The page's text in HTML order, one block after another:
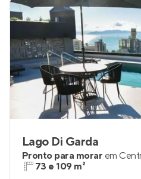
Lago Di Garda
Pronto para morar em
73 e 109 m²